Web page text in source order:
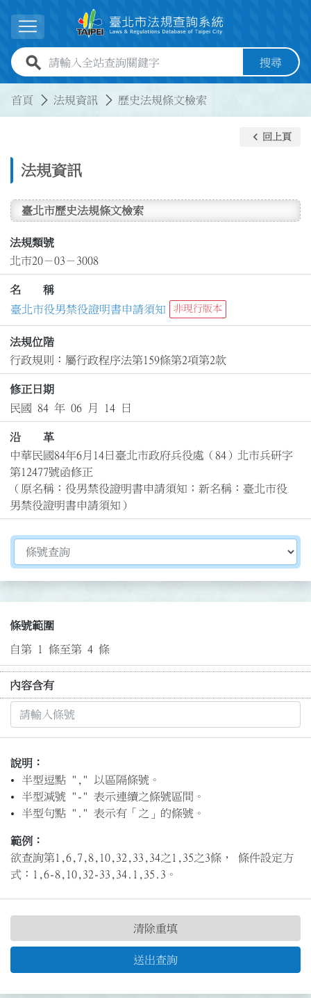
展開選單
全站查詢關鍵字欄位 搜尋
首頁 法規資訊 歷史法規條文檢索
法規資訊
keyboard_arrow_left 回上頁
臺北市歷史法規條文檢索
法規類號
北市20－03－3008
名 稱
臺北市役男禁役證明書申請須知
非現行版本
法規位階
行政規則：屬行政程序法第159條第2項第2款
修正日期
民國 84 年 06 月 14 日
沿 革
中華民國84年6月14日臺北市政府兵役處（84）北市兵研字
第12477號函修正
（原名稱：役男禁役證明書申請須知；新名稱：臺北市役
男禁役證明書申請須知）
切換選擇法規資訊內容
條號範圍
自第 1 條至第 4 條
內容含有
說明：
半型逗點 "," 以區隔條號。
半型減號 "-" 表示連續之條號區間。
半型句點 "." 表示有「之」的條號。
範例：
欲查詢第1,6,7,8,10,32,33,34之1,35之3條， 條件設定方
式：1,6-8,10,32-33,34.1,35.3。
送出查詢
清除重填